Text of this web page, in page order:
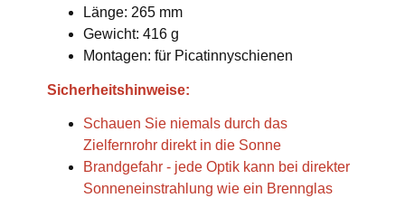
Länge: 265 mm
Gewicht: 416 g
Montagen: für Picatinnyschienen
Sicherheitshinweise:
Schauen Sie niemals durch das
Zielfernrohr direkt in die Sonne
Brandgefahr - jede Optik kann bei direkter
Sonneneinstrahlung wie ein Brennglas